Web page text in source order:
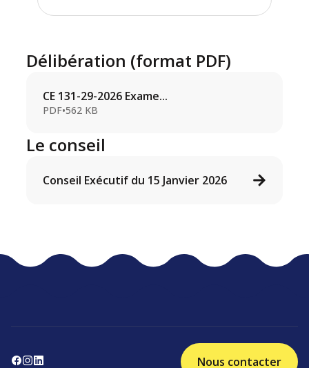
Délibération (format PDF)
CE 131-29-2026 Exame...
PDF•562 KB
Le conseil
Conseil Exécutif du 15 Janvier 2026
Nous contacter